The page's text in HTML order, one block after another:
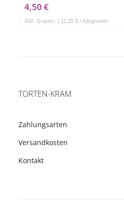
4,50 €
400 Gramm | 11,25 € / Kilogramm
TORTEN-KRAM
Zahlungsarten
Versandkosten
Kontakt